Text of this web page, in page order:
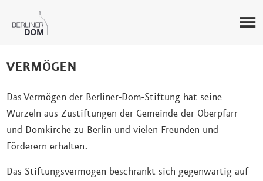
VERMÖGEN
Das Vermögen der Berliner-Dom-Stiftung hat seine
Wurzeln aus Zustiftungen der Gemeinde der Oberpfarr-
und Domkirche zu Berlin und vielen Freunden und
Förderern erhalten.
Das Stiftungsvermögen beschränkt sich gegenwärtig auf